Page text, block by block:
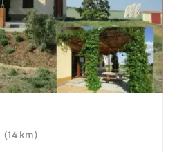
(14 km)